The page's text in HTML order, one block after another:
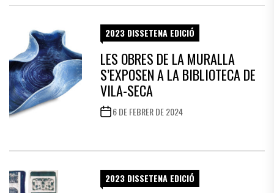
2023 DISSETENA EDICIÓ
LES OBRES DE LA MURALLA
S’EXPOSEN A LA BIBLIOTECA DE
VILA-SECA
6 DE FEBRER DE 2024
2023 DISSETENA EDICIÓ